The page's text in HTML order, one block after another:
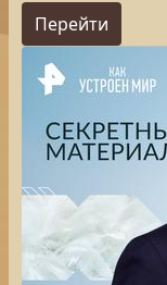
Перейти